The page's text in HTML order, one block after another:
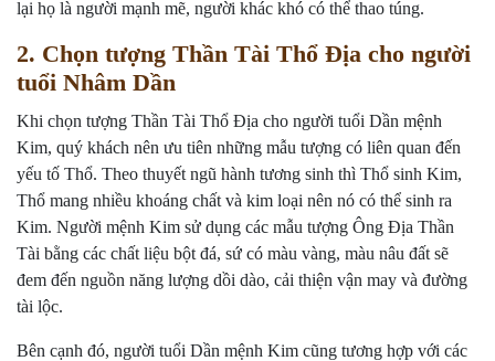
lại họ là người mạnh mẽ, người khác khó có thể thao túng.
2. Chọn tượng Thần Tài Thổ Địa cho người
tuổi Nhâm Dần
Khi chọn tượng Thần Tài Thổ Địa cho người tuổi Dần mệnh
Kim, quý khách nên ưu tiên những mẫu tượng có liên quan đến
yếu tố Thổ. Theo thuyết ngũ hành tương sinh thì Thổ sinh Kim,
Thổ mang nhiều khoáng chất và kim loại nên nó có thể sinh ra
Kim. Người mệnh Kim sử dụng các mẫu tượng Ông Địa Thần
Tài bằng các chất liệu bột đá, sứ có màu vàng, màu nâu đất sẽ
đem đến nguồn năng lượng dồi dào, cải thiện vận may và đường
tài lộc.
Bên cạnh đó, người tuổi Dần mệnh Kim cũng tương hợp với các